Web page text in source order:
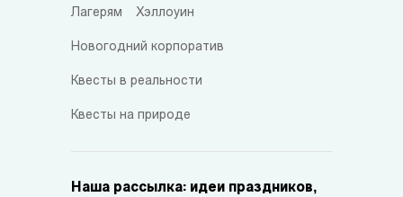
Лагерям Хэллоуин
Новогодний корпоратив
Квесты в реальности
Квесты на природе
Наша рассылка: идеи праздников,